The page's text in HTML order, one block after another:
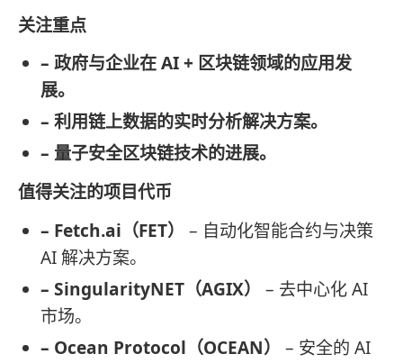
关注重点
– 政府与企业在 AI + 区块链领域的应用发
展。
– 利用链上数据的实时分析解决方案。
– 量子安全区块链技术的进展。
值得关注的项目代币
– Fetch.ai（FET）
– 自动化智能合约与决策
AI 解决方案。
– SingularityNET（AGIX）
– 去中心化 AI
市场。
– Ocean Protocol（OCEAN）
– 安全的 AI